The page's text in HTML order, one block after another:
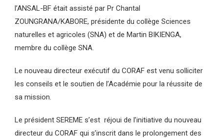
l’ANSAL-BF était assisté par Pr Chantal
ZOUNGRANA/KABORE, présidente du collège Sciences
naturelles et agricoles (SNA) et de Martin BIKIENGA,
membre du collège SNA.
Le nouveau directeur exécutif du CORAF est venu solliciter
les conseils et le soutien de l’Académie pour la réussite de
sa mission.
Le président SEREME s’est réjoui de l’initiative du nouveau
directeur du CORAF qui s’inscrit dans le prolongement des